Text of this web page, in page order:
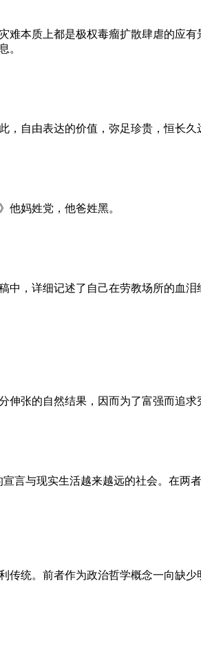
本质上都是极权毒瘤扩散肆虐的应
。
自由表达的价值，弥足珍贵，恒长
他妈姓党，他爸姓黑。
，详细记述了自己在劳教场所的血
张的自然结果，因而为了富强而追
言与现实生活越来越远的社会。在两
传统。前者作为政治哲学概念一向缺